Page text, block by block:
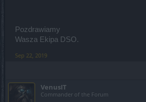
Pozdrawiamy
Wasza Ekipa DSO.
Sep 22, 2019
VenusIT
Commander of the Forum